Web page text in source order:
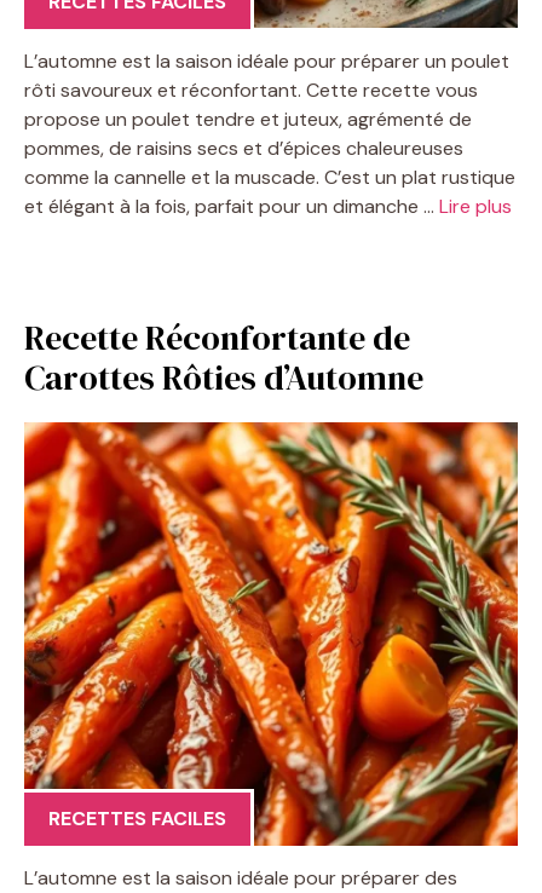
L’automne est la saison idéale pour préparer un poulet
rôti savoureux et réconfortant. Cette recette vous
propose un poulet tendre et juteux, agrémenté de
pommes, de raisins secs et d’épices chaleureuses
comme la cannelle et la muscade. C’est un plat rustique
et élégant à la fois, parfait pour un dimanche … Lire plus
Recette Réconfortante de
Carottes Rôties d’Automne
RECETTES FACILES
L’automne est la saison idéale pour préparer des